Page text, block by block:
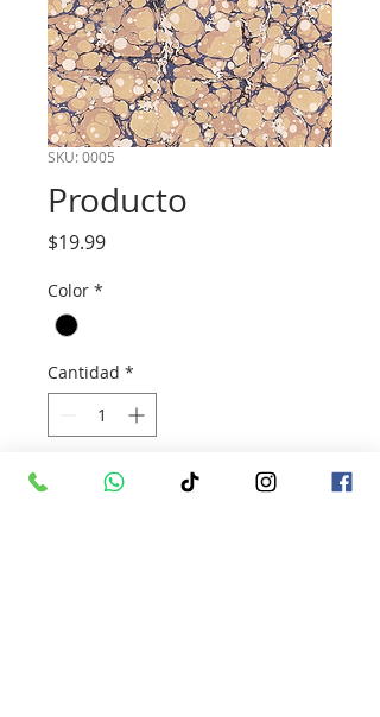
SKU: 0005
Producto
$19.99Precio
Color *
Cantidad *
Agregar al carrito